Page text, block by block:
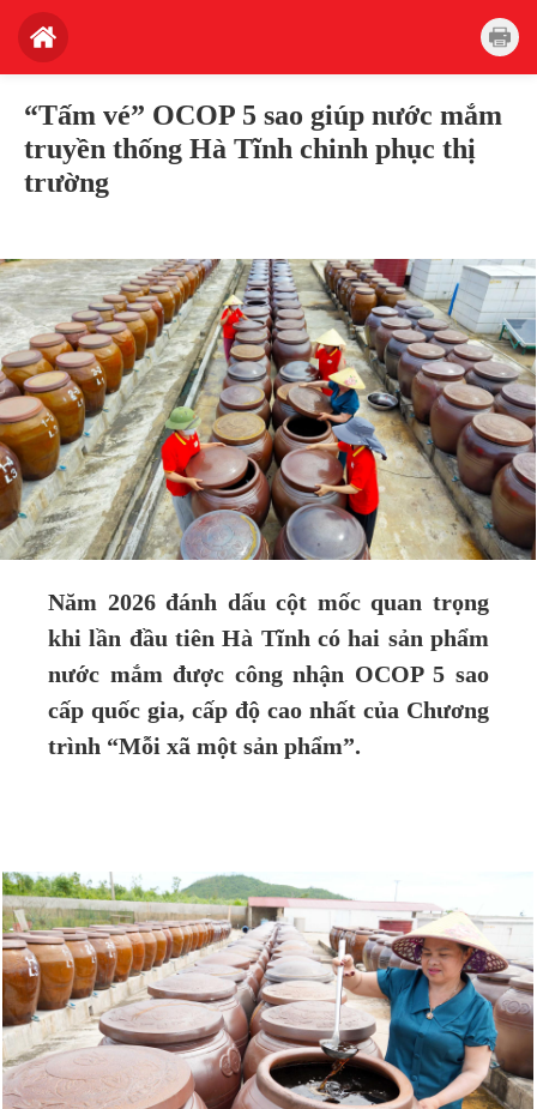
“Tấm vé” OCOP 5 sao giúp nước mắm
truyền thống Hà Tĩnh chinh phục thị
trường
Năm 2026 đánh dấu cột mốc quan trọng
khi lần đầu tiên Hà Tĩnh có hai sản phẩm
nước mắm được công nhận OCOP 5 sao
cấp quốc gia, cấp độ cao nhất của Chương
trình “Mỗi xã một sản phẩm”.